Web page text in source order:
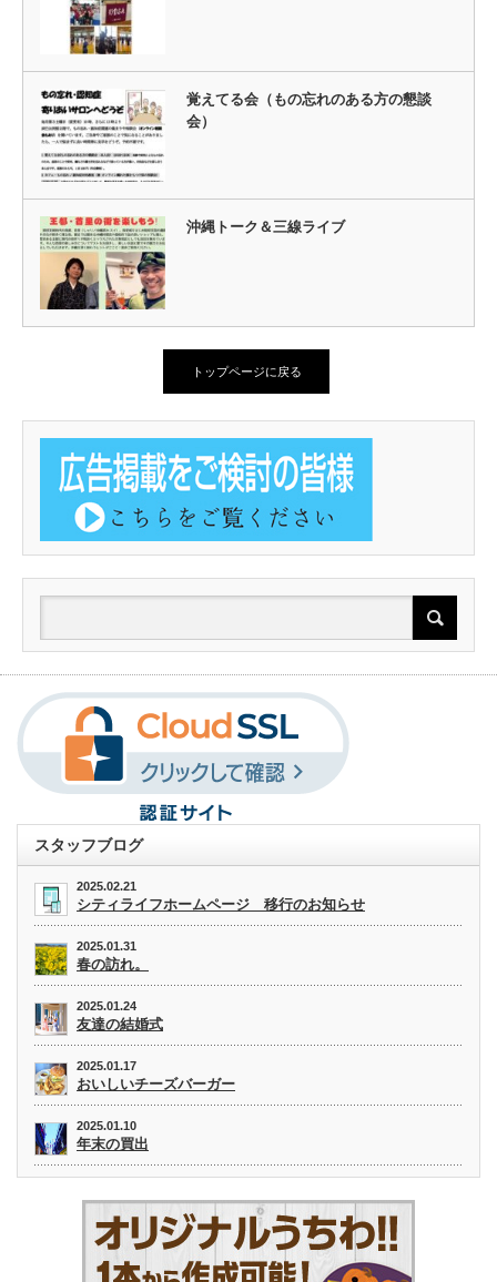
覚えてる会（もの忘れのある方の懇談
会）
沖縄トーク＆三線ライブ
トップページに戻る
スタッフブログ
2025.02.21
シティライフホームページ 移行のお知らせ
2025.01.31
春の訪れ。
2025.01.24
友達の結婚式
2025.01.17
おいしいチーズバーガー
2025.01.10
年末の買出